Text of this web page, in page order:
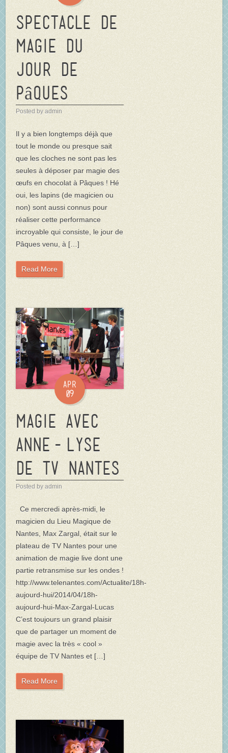
Spectacle de
magie du
jour de
Pâques
Posted by admin
Il y a bien longtemps déjà que
tout le monde ou presque sait
que les cloches ne sont pas les
seules à déposer par magie des
œufs en chocolat à Pâques ! Hé
oui, les lapins (de magicien ou
non) sont aussi connus pour
réaliser cette performance
incroyable qui consiste, le jour de
Pâques venu, à […]
Read More
Apr
09
Magie avec
Anne-Lyse
de TV Nantes
Posted by admin
Ce mercredi après-midi, le
magicien du Lieu Magique de
Nantes, Max Zargal, était sur le
plateau de TV Nantes pour une
animation de magie live dont une
partie retransmise sur les ondes !
http://www.telenantes.com/Actualite/18h-
aujourd-hui/2014/04/18h-
aujourd-hui-Max-Zargal-Lucas
C’est toujours un grand plaisir
que de partager un moment de
magie avec la très « cool »
équipe de TV Nantes et […]
Read More